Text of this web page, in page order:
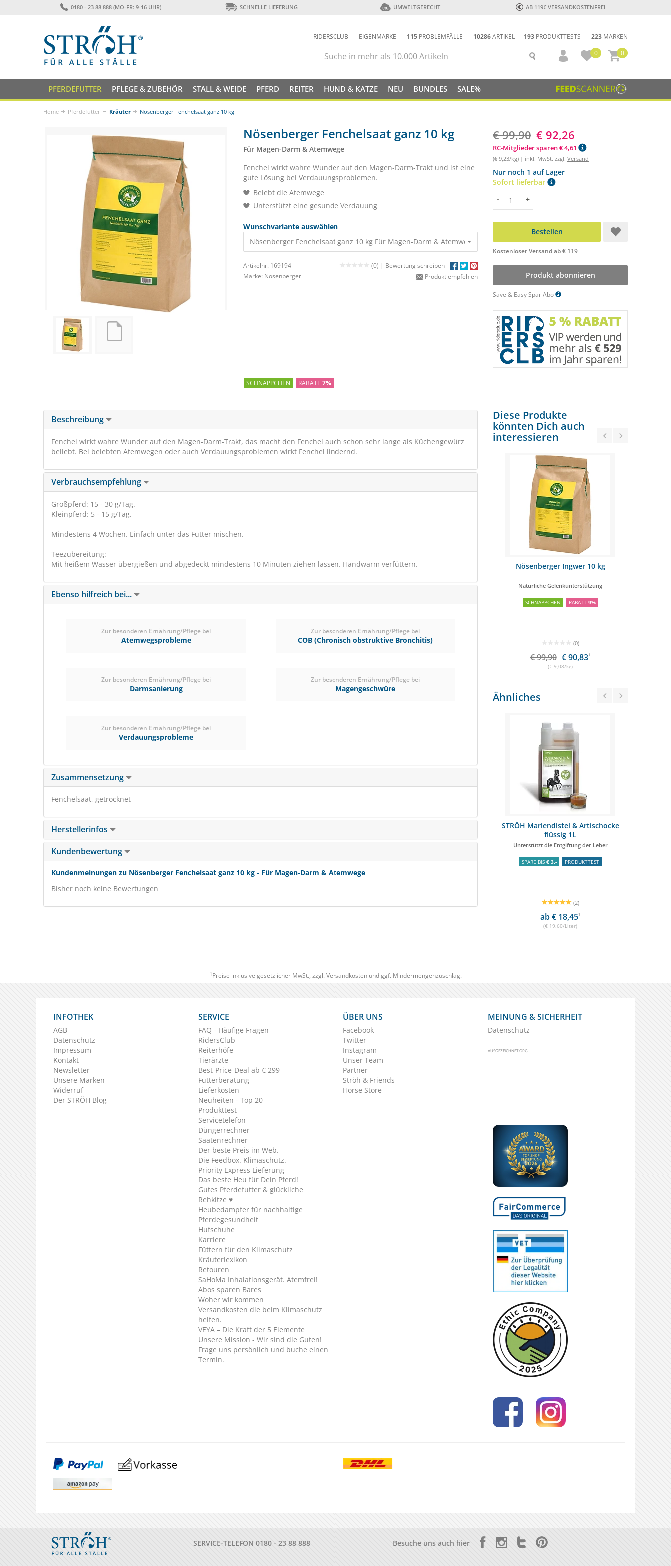
0180 - 23 88 888 (MO-FR: 9-16 UHR) SCHNELLE LIEFERUNG UMWELTGERECHT AB 119€ VERSANDKOSTENFREI
193 PRODUKTTESTS 223 MARKEN
RIDERSCLUB EIGENMARKE 115 PROBLEMFÄLLE 10286ARTIKEL
0
0
PFERDEFUTTER PFLEGE & ZUBEHÖR STALL & WEIDE PFERD REITER HUND & KATZE NEU BUNDLES SALE%
Home Pferdefutter Kräuter Nösenberger Fenchelsaat ganz 10 kg
Nösenberger Fenchelsaat ganz 10 kg
Für Magen-Darm & Atemwege
Fenchel wirkt wahre Wunder auf den Magen-Darm-Trakt und ist eine
gute Lösung bei Verdauungsproblemen.
Belebt die Atemwege
Unterstützt eine gesunde Verdauung
Wunschvariante auswählen
Nösenberger Fenchelsaat ganz 10 kg Für Magen-Darm & Atemwege
99,90 €92,26 €
Artikelnr. 169194 (0) | Bewertung schreiben
Marke: Nösenberger Produkt empfehlen
€ 99,90 € 92,26
RC-Mitglieder sparen € 4,61
(€ 9,23/kg) | inkl. MwSt. zzgl. Versand
Nur noch 1 auf Lager
Sofort lieferbar
Menge
- +
Bestellen
Kostenloser Versand ab € 119
Produkt abonnieren
Save & Easy Spar Abo
SCHNÄPPCHEN RABATT7%
Beschreibung
Fenchel wirkt wahre Wunder auf den Magen-Darm-Trakt, das macht den Fenchel auch schon sehr lange als Küchengewürz
beliebt. Bei belebten Atemwegen oder auch Verdauungsproblemen wirkt Fenchel lindernd.
Verbrauchsempfehlung
Großpferd: 15 - 30 g/Tag.
Kleinpferd: 5 - 15 g/Tag.
Mindestens 4 Wochen. Einfach unter das Futter mischen.
Teezubereitung:
Mit heißem Wasser übergießen und abgedeckt mindestens 10 Minuten ziehen lassen. Handwarm verfüttern.
Ebenso hilfreich bei...
Zur besonderen Ernährung/Pflege bei
Atemwegsprobleme
Zur besonderen Ernährung/Pflege bei
COB (Chronisch obstruktive Bronchitis)
Zur besonderen Ernährung/Pflege bei
Darmsanierung
Zur besonderen Ernährung/Pflege bei
Magengeschwüre
Zur besonderen Ernährung/Pflege bei
Verdauungsprobleme
Zusammensetzung
Fenchelsaat, getrocknet
Herstellerinfos
Kundenbewertung
Kundenmeinungen zu Nösenberger Fenchelsaat ganz 10 kg - Für Magen-Darm & Atemwege
Bisher noch keine Bewertungen
Diese Produkte
könnten Dich auch
interessieren
EQUIPUR Zink Forte Pellets 25kg
Multitalent
SCHNÄPPCHEN
VERSANDKOSTENFREI
Nösenberger Ingwer 10 kg
Natürliche Gelenkunterstützung
SCHNÄPPCHEN RABATT 9%
(0)
€ 99,90 € 90,831
(€ 9,08/kg)
Ähnliches
Zur Unterstützung des Zuckerstoffwechsels
STRÖH Mariendistel & Artischocke
flüssig 1L
Unterstützt die Entgiftung der Leber
SPARE BIS € 3,- PRODUKTTEST
(2)
ab € 18,451
(€ 19,60/Liter)
1 Preise inklusive gesetzlicher MwSt., zzgl. Versandkostenund ggf. Mindermengenzuschlag.
INFOTHEK
AGB
Datenschutz
Impressum
Kontakt
Newsletter
Unsere Marken
Widerruf
Der STRÖH Blog
SERVICE
FAQ - Häufige Fragen
RidersClub
Reiterhöfe
Tierärzte
Best-Price-Deal ab € 299
Futterberatung
Lieferkosten
Neuheiten - Top 20
Produkttest
Servicetelefon
Düngerrechner
Saatenrechner
Der beste Preis im Web.
Die Feedbox. Klimaschutz.
Priority Express Lieferung
Das beste Heu für Dein Pferd!
Gutes Pferdefutter & glückliche
Rehkitze ♥
Heubedampfer für nachhaltige
Pferdegesundheit
Hufschuhe
Karriere
Füttern für den Klimaschutz
Kräuterlexikon
Retouren
SaHoMa Inhalationsgerät. Atemfrei!
Abos sparen Bares
Woher wir kommen
Versandkosten die beim Klimaschutz
helfen.
VEYA – Die Kraft der 5 Elemente
Unsere Mission - Wir sind die Guten!
Frage uns persönlich und buche einen
Termin.
ÜBER UNS
Facebook
Twitter
Instagram
Unser Team
Partner
Ströh & Friends
Horse Store
MEINUNG & SICHERHEIT
Datenschutz
AUSGEZEICHNET.ORG
SERVICE-TELEFON 0180 - 23 88 888 Besuche uns auch hier